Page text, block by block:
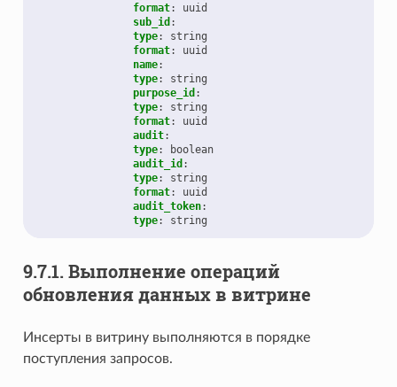
format:
uuid
sub_id :
type:
string
format:
uuid
name:
type:
string
purpose_id :
type:
string
format:
uuid
audit:
type:
boolean
audit_id :
type:
string
format:
uuid
audit_token:
type: string
9.7.1. Выполнение операций
обновления данных в витрине
Инсерты в витрину выполняются в порядке
поступления запросов.